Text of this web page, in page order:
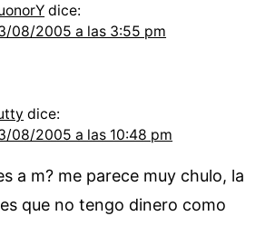
dice:
08/2005 a las 3:55 pm
dice:
08/2005 a las 10:48 pm
a m? me parece muy chulo, la
que no tengo dinero como